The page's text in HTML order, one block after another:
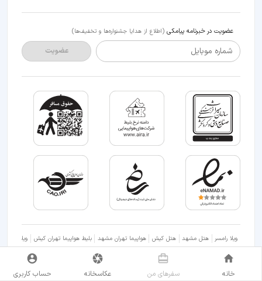
عضویت در خبرنامه پیامکی (اطلاع از هدایا جشنواره‌ها و تخفیف‌ها)
شماره موبایل عضویت
ویلا رامسر هتل مشهد هتل کیش هواپیما تهران مشهد بلیط هواپیما تهران کیش ویلا شمال
خانه سفر‌های من عکاسخانه حساب کاربری